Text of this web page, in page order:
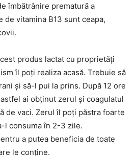
îmbătrânire prematură a
vitamina B13 sunt ceapa,
produs lactat cu proprietăți
îl poți realiza acasă. Trebuie să
și să-l pui la prins. După 12 ore
ai obținut zerul și coagulatul
de vaci. Zerul îl poți păstra foarte
l consuma în 2-3 zile.
a putea beneficia de toate
le conține.